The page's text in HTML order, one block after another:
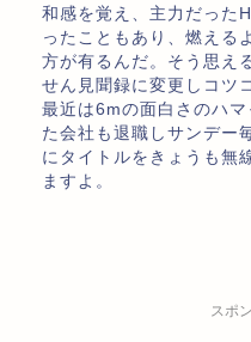
和感を覚え、主力だった
ったこともあり、燃える
方が有るんだ。そう思え
せん見聞録に変更しコツ
最近は6mの面白さのハ
た会社も退職しサンデー
にタイトルをきょうも無
ますよ。
スポ